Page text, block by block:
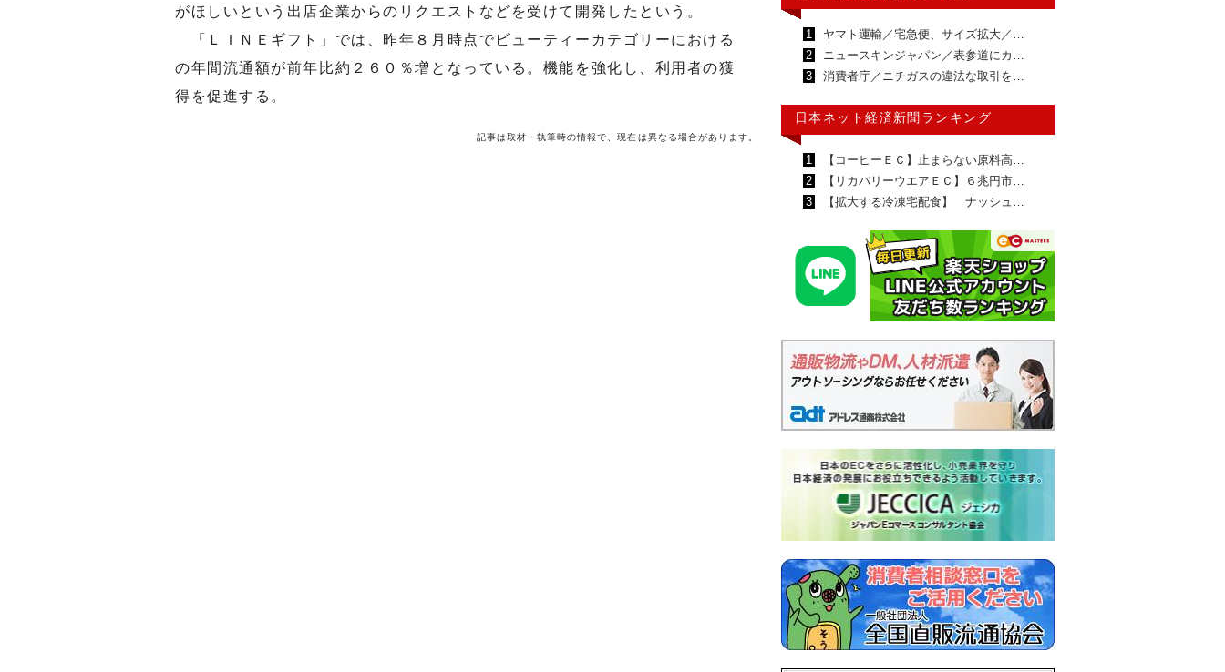
がほしいという出店企業からのリクエストなどを受けて開発したという。
「ＬＩＮＥギフト」では、昨年８月時点でビューティーカテゴリーにおける
の年間流通額が前年比約２６０％増となっている。機能を強化し、利用者の獲
得を促進する。
記事は取材・執筆時の情報で、現在は異なる場合があります。
1
ヤマト運輸／宅急便、サイズ拡大／…
2
ニュースキンジャパン／表参道にカ…
3
消費者庁／ニチガスの違法な取引を…
日本ネット経済新聞ランキング
1
【コーヒーＥＣ】止まらない原料高…
2
【リカバリーウエアＥＣ】６兆円市…
3
【拡大する冷凍宅配食】 ナッシュ…